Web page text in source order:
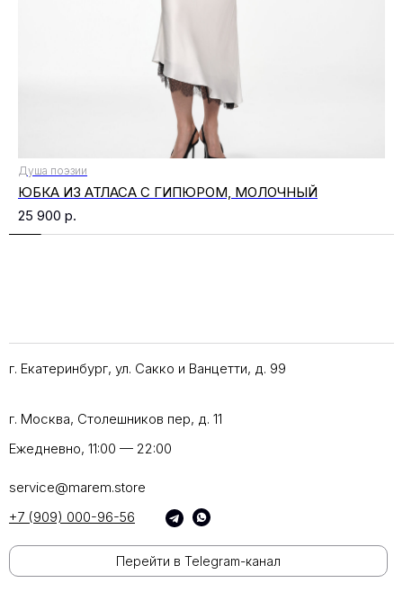
Душа поэзии
ЮБКА ИЗ АТЛАСА С ГИПЮРОМ, МОЛОЧНЫЙ
25 900 р.
+7 (909) 000-96-56
service@marem.store
Ежедневно, 11:00 — 22:00
г. Екатеринбург, ул. Сакко и Ванцетти, д. 99
г. Москва, Столешников пер, д. 11
Перейти в Telegram-канал